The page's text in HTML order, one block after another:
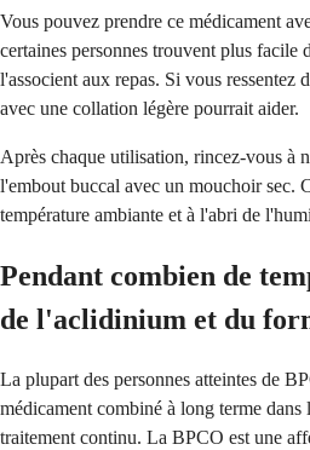
Vous pouvez prendre ce médicament
certaines personnes trouvent plus facile
l'associent aux repas. Si vous ressentez
avec une collation légère pourrait aider.
Après chaque utilisation, rincez-vous à
l'embout buccal avec un mouchoir sec.
température ambiante et à l'abri de
Pendant combien de
de l'aclidinium et du
La plupart des personnes atteintes de
médicament combiné à long terme dans
traitement continu. La BPCO est une